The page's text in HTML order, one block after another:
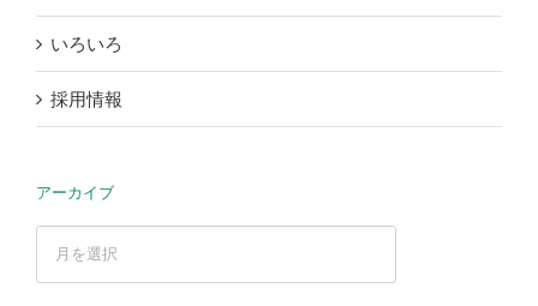
いろいろ
採用情報
アーカイブ